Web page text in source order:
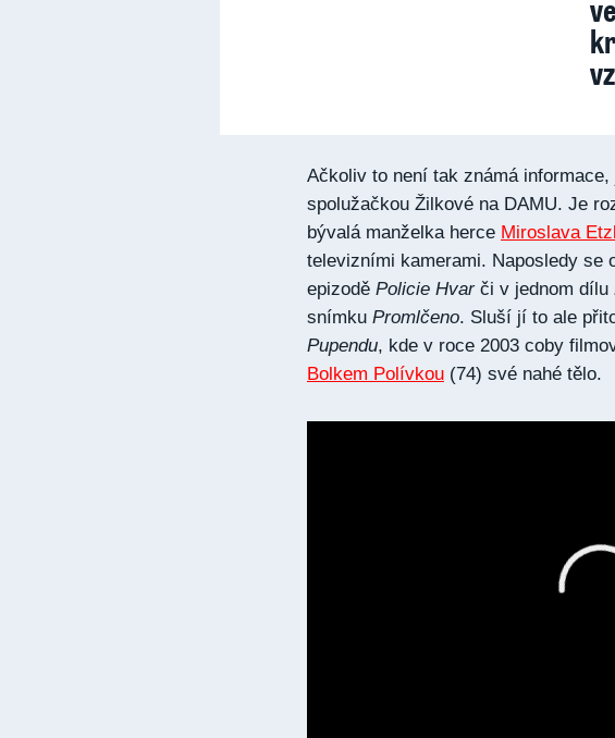
Ačkoliv to není tak známá
spolužačkou Žilkové na DAMU. Je
bývalá manželka herce Miroslava
televizními kamerami. Naposledy se
epizodě Policie Hvarči v jednom dílu
snímku Promlčeno. Sluší jí to ale
Pupendu, kde v roce 2003 coby
Bolkem Polívkou (74) své nahé tělo.